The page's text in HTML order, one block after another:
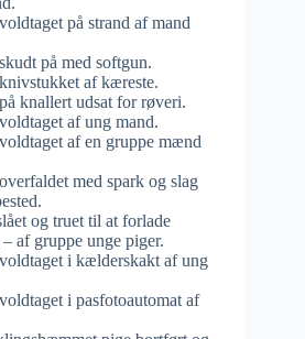
på strand af mand
på med softgun.
af kæreste.
knallert udsat for røveri.
af ung mand.
af en gruppe mænd
med spark og slag
og truet til at forlade
af gruppe unge piger.
i kælderskakt af ung
i pasfotoautomat af